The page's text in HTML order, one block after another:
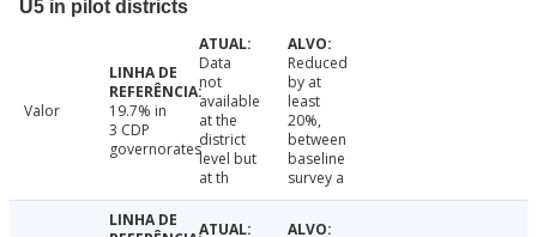
U5 in pilot districts
Valor
19.7% in
3 CDP
governorates
Data
not
available
at the
district
level but
at th
Reduced
by at
least
20%,
between
baseline
survey a